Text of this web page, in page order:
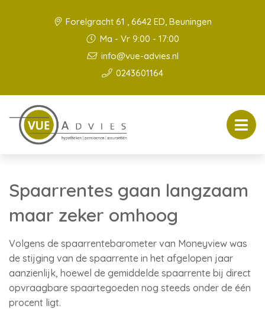
Forelgracht 61 , 6642 ED, Beuningen
Ma - Vr 9:00 - 17:00
info@vue-advies.nl
0243601164
Spaarrentes gaan langzaam
maar zeker omhoog
Volgens de spaarrentebarometer van Moneyview was
de stijging van de spaarrente in het afgelopen jaar
aanzienlijk, hoewel de gemiddelde spaarrente bij direct
opvraagbare spaartegoeden nog steeds onder de één
procent ligt.